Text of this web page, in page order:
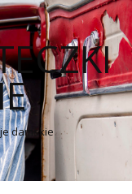
damskie